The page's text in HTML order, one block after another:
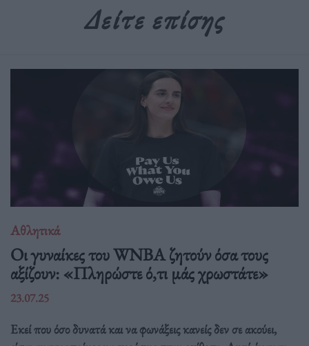
Δείτε επίσης
Αθλητικά
Οι γυναίκες του WNBA ζητούν όσα τους
αξίζουν: «Πληρώστε ό,τι μάς χρωστάτε»
23.07.25
Εκεί που όσο δυνατά και να φωνάξεις κανείς δεν σε ακούει,